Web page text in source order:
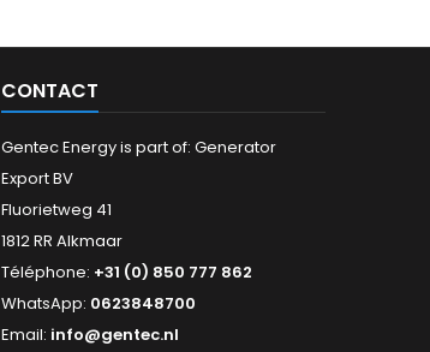
CONTACT
Gentec Energy is part of: Generator
Export BV
Fluorietweg 41
1812 RR Alkmaar
Téléphone: +31 (0) 850 777 862
WhatsApp: 0623848700
Email: info@gentec.nl